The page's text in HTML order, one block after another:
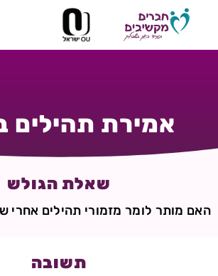
אמירת תהילים
שאלת הגולש
האם מותר לומר מזמורי תהילים אחרי
תשובה